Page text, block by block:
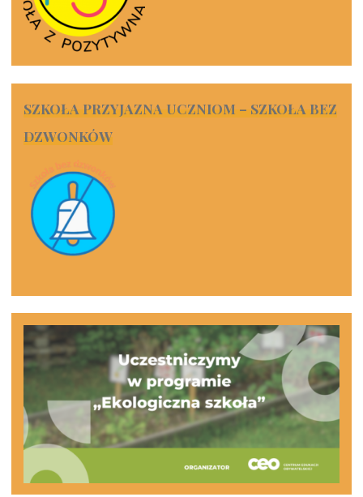
SZKOŁA PRZYJAZNA UCZNIOM – SZKOŁA BEZ
DZWONKÓW